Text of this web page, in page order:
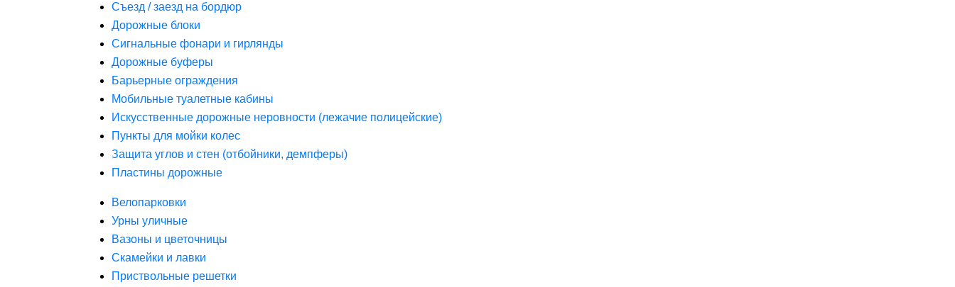
Съезд / заезд на бордюр
Дорожные блоки
Сигнальные фонари и гирлянды
Дорожные буферы
Барьерные ограждения
Мобильные туалетные кабины
Искусственные дорожные неровности (лежачие полицейские)
Пункты для мойки колес
Защита углов и стен (отбойники, демпферы)
Пластины дорожные
Велопарковки
Урны уличные
Вазоны и цветочницы
Скамейки и лавки
Приствольные решетки